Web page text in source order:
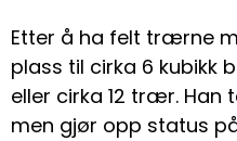
Etter å ha felt trærne
plass til cirka 6 kubikk
eller cirka 12 trær. Han
men gjør opp status